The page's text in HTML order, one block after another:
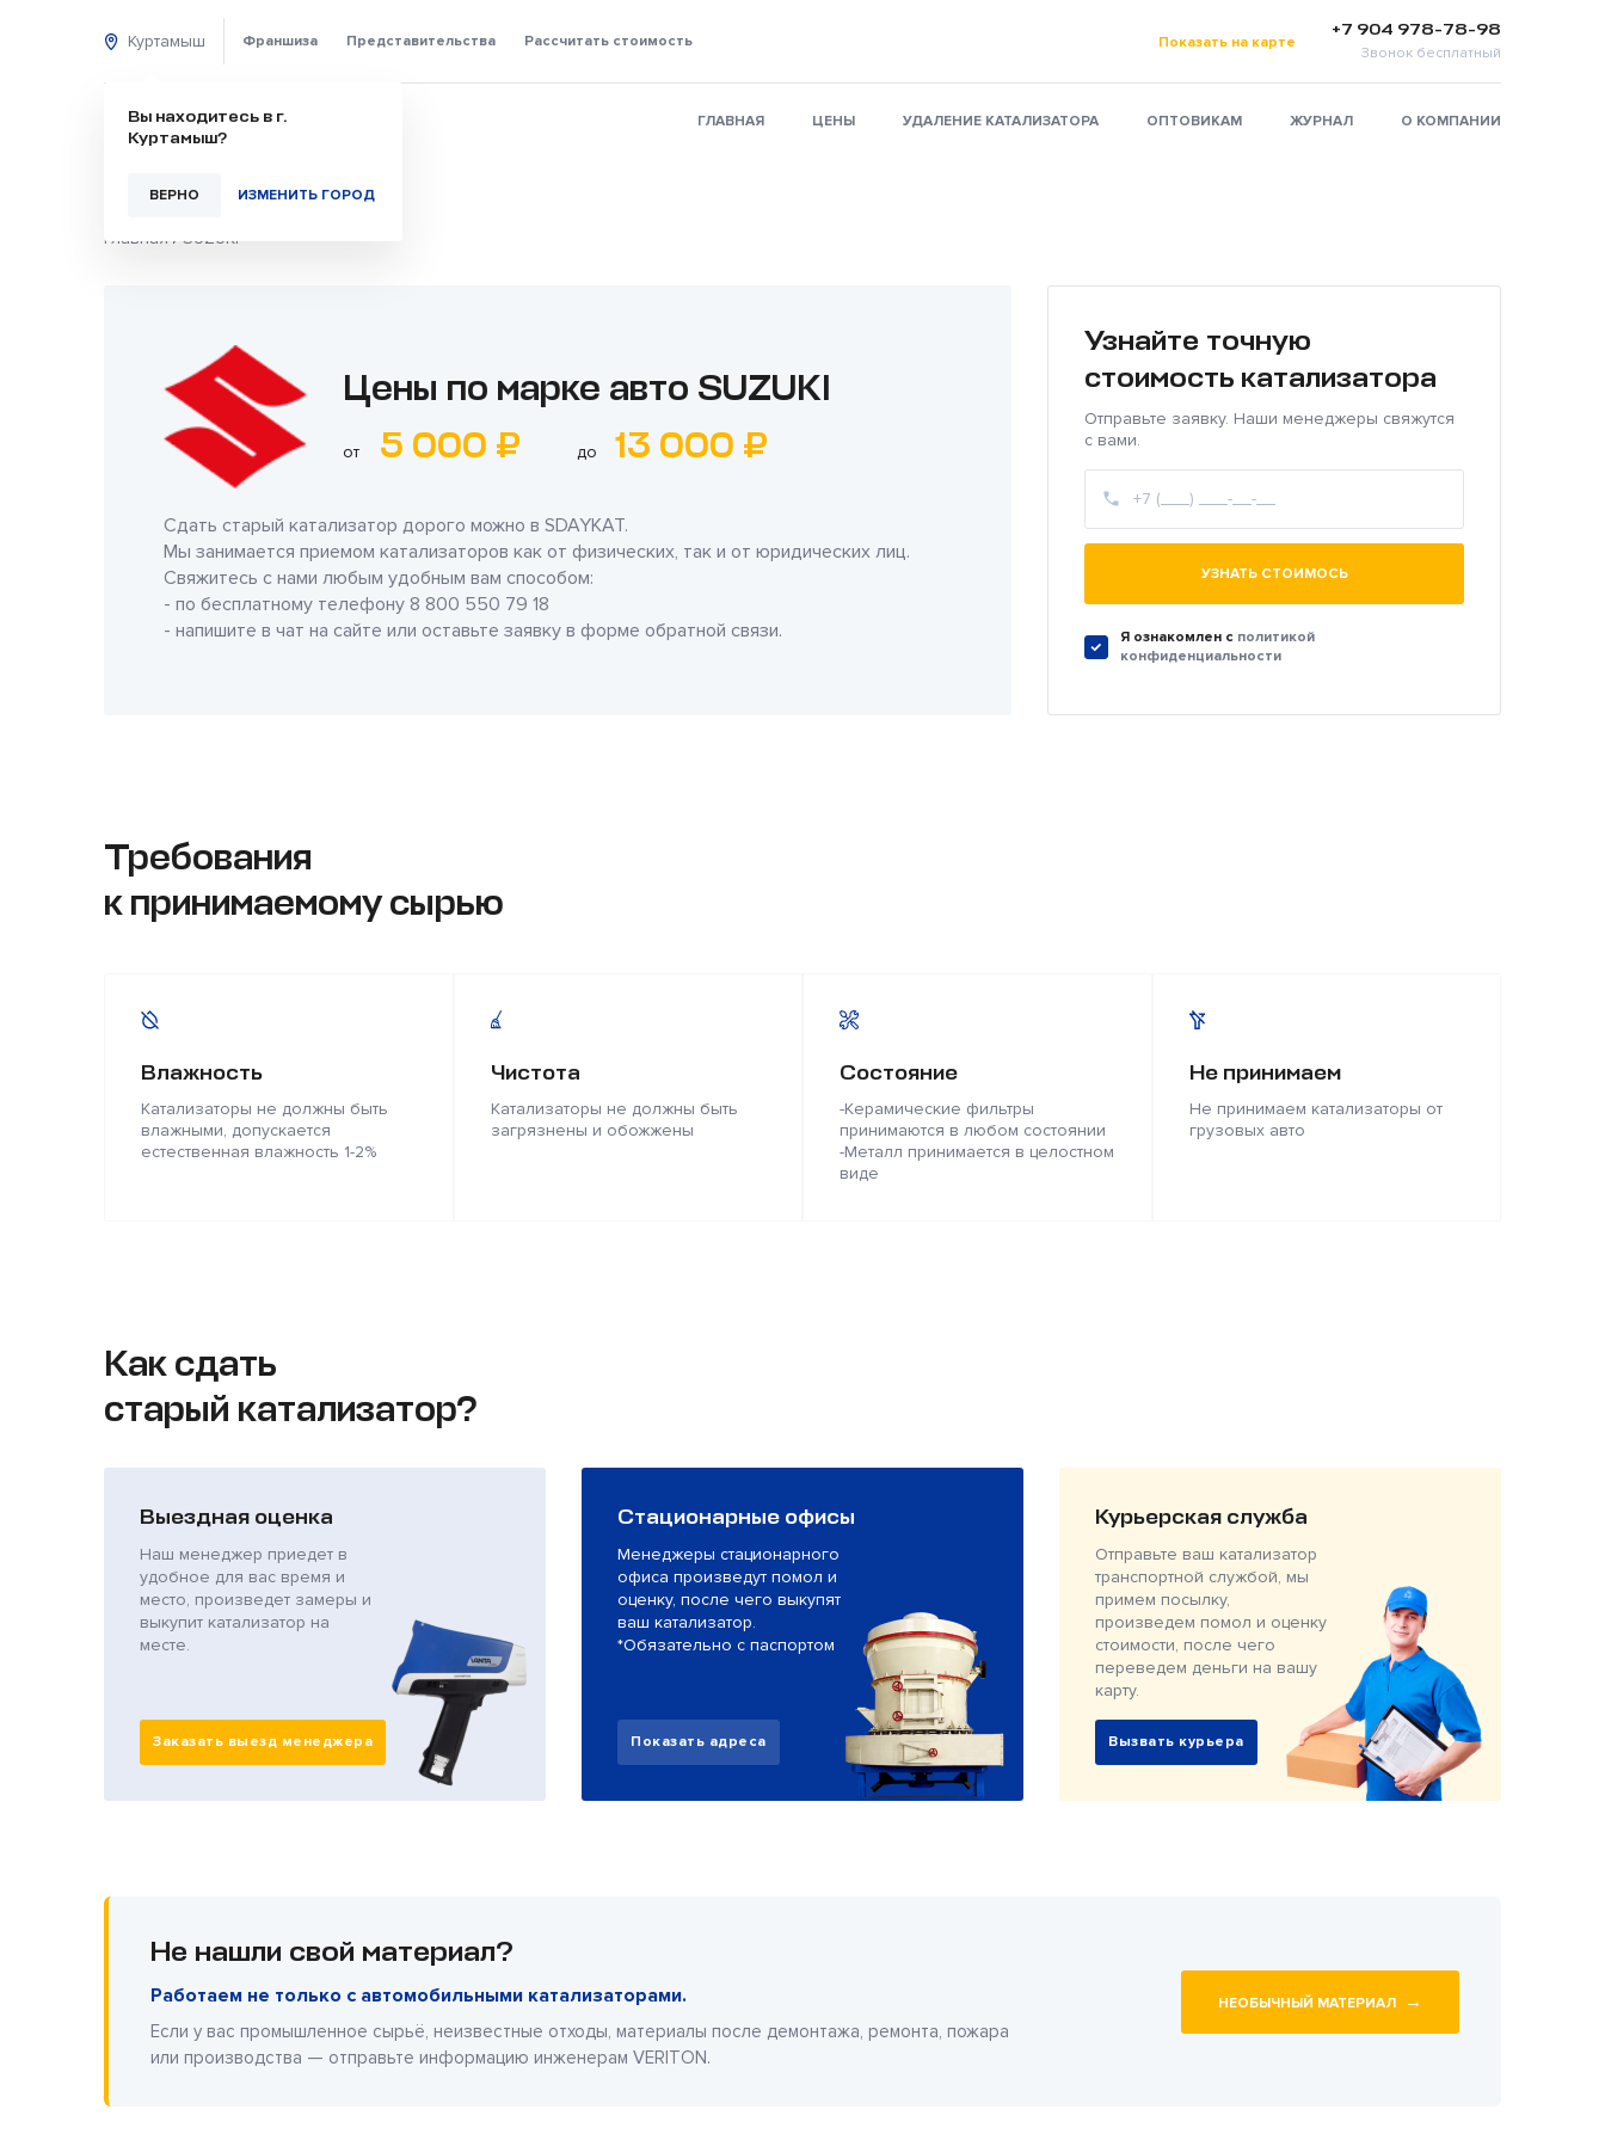
Куртамыш
Вы находитесь в г.
Куртамыш?
ВЕРНО ИЗМЕНИТЬ ГОРОД
Франшиза Представительства Рассчитать стоимость Показать на карте
+7 904 978-78-98
Звонок бесплатный
ГЛАВНАЯ ЦЕНЫ УДАЛЕНИЕ КАТАЛИЗАТОРА ОПТОВИКАМ ЖУРНАЛ О КОМПАНИИ
Главная / SUZUKI
Цены по марке авто SUZUKI
от 5 000 ₽ до 13 000 ₽
Сдать старый катализатор дорого можно в SDAYKAT.
Мы занимается приемом катализаторов как от физических, так и от юридических лиц.
Свяжитесь с нами любым удобным вам способом:
- по бесплатному телефону 8 800 550 79 18
- напишите в чат на сайте или оставьте заявку в форме обратной связи.
Узнайте точную
стоимость катализатора
Отправьте заявку. Наши менеджеры свяжутся
с вами.
УЗНАТЬ СТОИМОСЬ
Я ознакомлен c политикой
конфиденциальности
Требования
к принимаемому сырью
Влажность
Катализаторы не должны быть
влажными, допускается
естественная влажность 1-2%
Чистота
Катализаторы не должны быть
загрязнены и обожжены
Состояние
-Керамические фильтры
принимаются в любом состоянии
-Металл принимается в целостном
виде
Не принимаем
Не принимаем катализаторы от
грузовых авто
Как сдать
старый катализатор?
Выездная оценка
Наш менеджер приедет в
удобное для вас время и
место, произведет замеры и
выкупит катализатор на
месте.
Заказать выезд менеджера
Стационарные офисы
Менеджеры стационарного
офиса произведут помол и
оценку, после чего выкупят
ваш катализатор.
*Обязательно с паспортом
Показать адреса
Курьерская служба
Отправьте ваш катализатор
транспортной службой, мы
примем посылку,
произведем помол и оценку
стоимости, после чего
переведем деньги на вашу
карту.
Вызвать курьера
Не нашли свой материал?
Работаем не только с автомобильными катализаторами.
Если у вас промышленное сырьё, неизвестные отходы, материалы после демонтажа, ремонта, пожара
или производства — отправьте информацию инженерам VERITON.
НЕОБЫЧНЫЙ МАТЕРИАЛ →